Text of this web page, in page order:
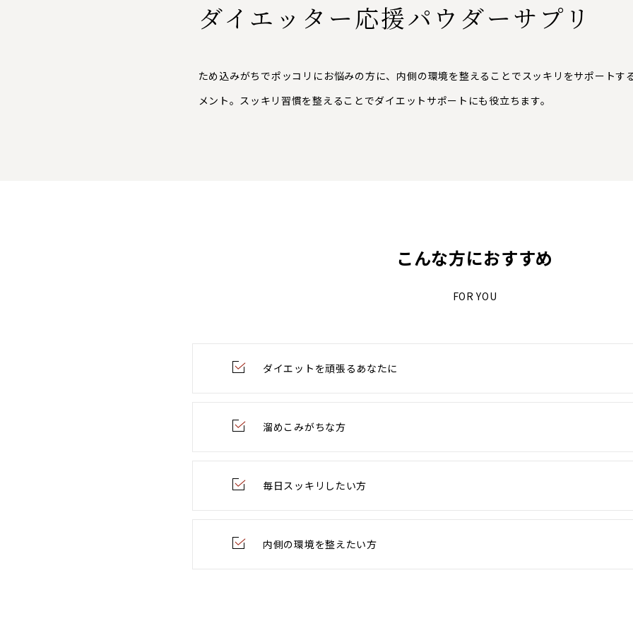
ダイエッター応援パウダーサプリ
ため込みがちでポッコリにお悩みの方に、内側の環境を整えることでスッキリをサポートす
メント。スッキリ習慣を整えることでダイエットサポートにも役立ちます。
こんな方におすすめ
FOR YOU
ダイエットを頑張るあなたに
溜めこみがちな方
毎日スッキリしたい方
内側の環境を整えたい方